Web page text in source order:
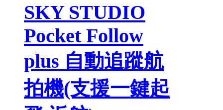
SKY STUDIO
Pocket Follow
plus 自動追蹤航
拍機(支援一鍵起